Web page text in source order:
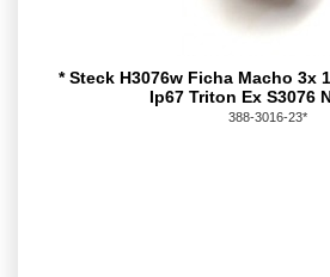
* Steck H3076w Ficha Macho 3x
Ip67 Triton Ex S3076
388-3016-23*